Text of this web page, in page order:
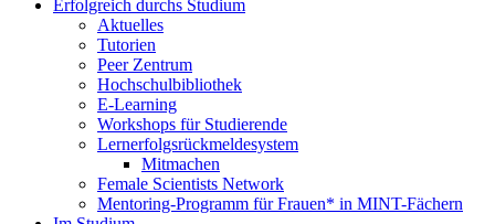
Erfolgreich durchs Studium
Aktuelles
Tutorien
Peer Zentrum
Hochschulbibliothek
E-Learning
Workshops für Studierende
Lernerfolgsrückmeldesystem
Mitmachen
Female Scientists Network
Mentoring-Programm für Frauen* in MINT-Fächern